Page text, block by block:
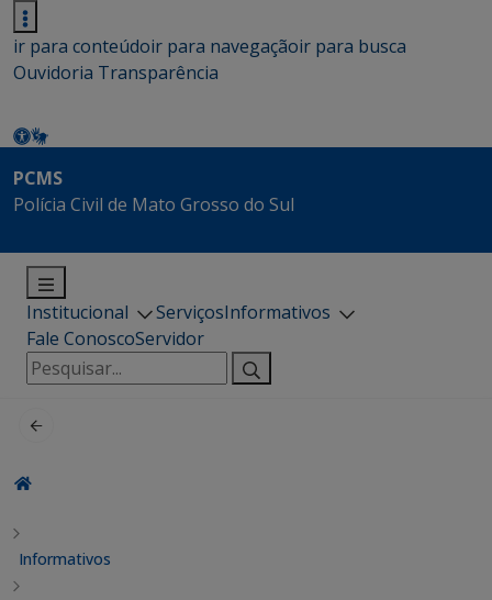
ir para conteúdoir para navegaçãoir para busca
Ouvidoria Transparência
PCMS
Polícia Civil de Mato Grosso do Sul
Institucional ServiçosInformativos
Fale ConoscoServidor
Pesquisar
por:
Informativos